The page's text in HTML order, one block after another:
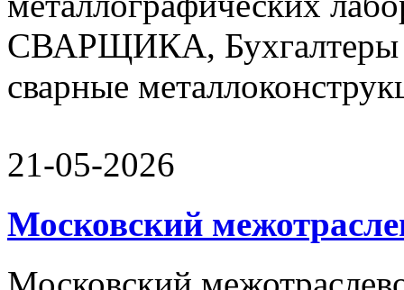
СВАРЩИКА, Бухгалтеры
сварные
21-05-2026
Московский